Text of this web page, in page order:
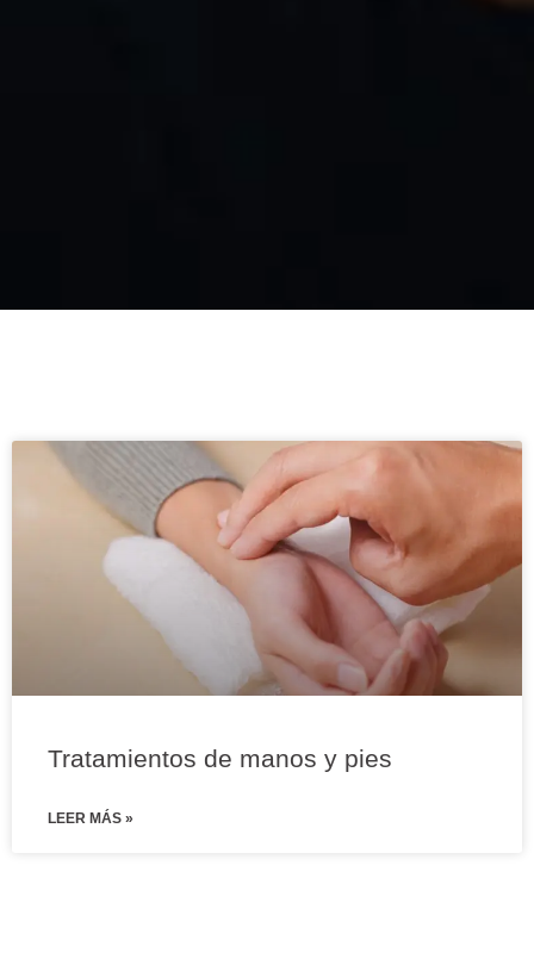
Tratamientos de manos y pies
LEER MÁS »